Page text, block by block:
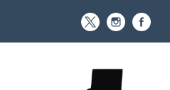
content